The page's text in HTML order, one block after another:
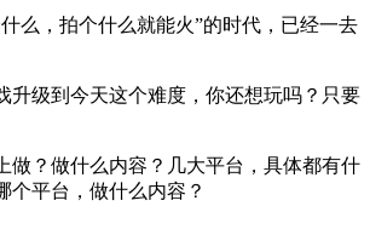
么，拍个什么就能火”的时代，已经一去
升级到今天这个难度，你还想玩吗？只要
做？做什么内容？几大平台，具体都有什
个平台，做什么内容？